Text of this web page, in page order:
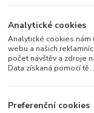
Analytické cookies
Analytické cookies nám
webu a našich
počet návštěv a zdroje
Data získaná pomocí
Preferenční cookies